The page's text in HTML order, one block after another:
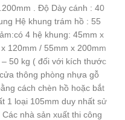
. Độ Dày cánh : 40
Hệ khung trám hồ : 55
4 hệ khung: 45mm x
120mm / 55mm x 200mm
50 kg ( đối với kích thước
thông phòng nhựa gỗ
cách chèn hồ hoặc bắt
1 loại 105mm duy nhất sử
nhà sản xuất thi công